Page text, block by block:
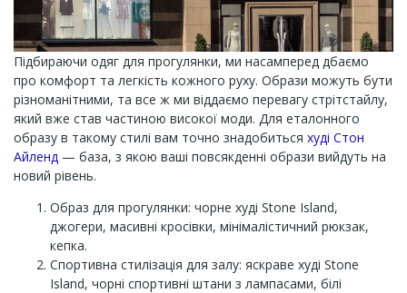
Підбираючи одяг для прогулянки, ми насамперед дбаємо
про комфорт та легкість кожного руху. Образи можуть бути
різноманітними, та все ж ми віддаємо перевагу стрітстайлу,
який вже став частиною високої моди. Для еталонного
образу в такому стилі вам точно знадобиться худі Стон
Айленд — база, з якою ваші повсякденні образи вийдуть на
новий рівень.
Образ для прогулянки: чорне худі Stone Island,
джогери, масивні кросівки, мінімалістичний рюкзак,
кепка.
Спортивна стилізація для залу: яскраве худі Stone
Island, чорні спортивні штани з лампасами, білі